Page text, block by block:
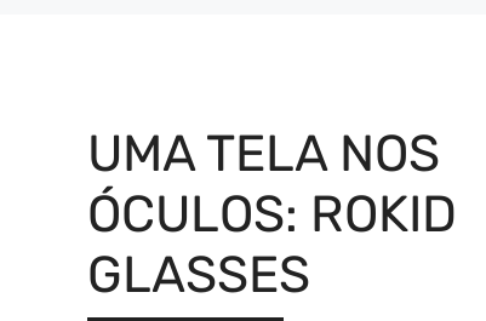
UMA TELA NOS
ÓCULOS: ROKID
GLASSES